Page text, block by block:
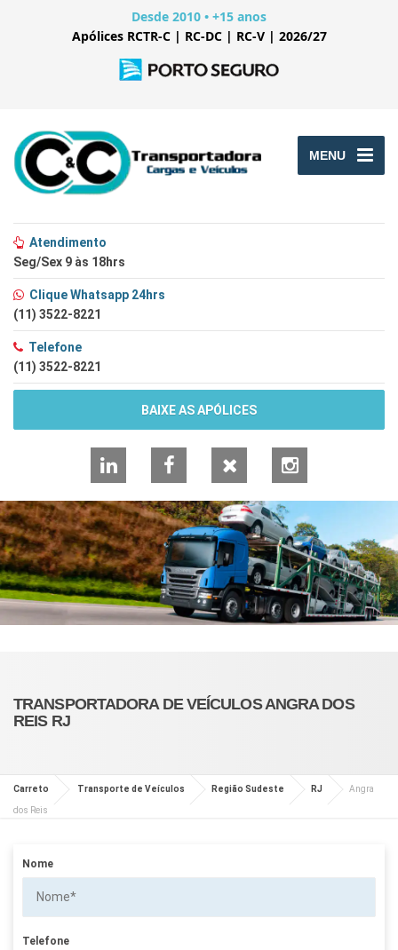
Desde 2010 • +15 anos
Apólices RCTR-C | RC-DC | RC-V | 2026/27
MENU
Atendimento
Seg/Sex 9 às 18hrs
Clique Whatsapp 24hrs
(11) 3522-8221
Telefone
(11) 3522-8221
BAIXE AS APÓLICES
LinkedInFacebook Instagram
TRANSPORTADORA DE VEÍCULOS ANGRA DOS
REIS RJ
Carreto Transporte de Veículos Região Sudeste RJ Angra
dos Reis
Nome
Telefone